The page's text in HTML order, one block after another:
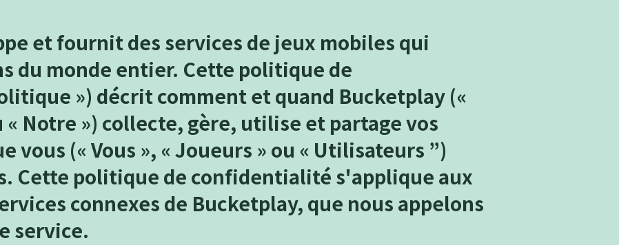
et fournit des services de jeux mobiles qui
du monde entier. Cette politique de
») décrit comment et quand Bucketplay («
« Notre ») collecte, gère, utilise et partage vos
vous (« Vous », « Joueurs » ou « Utilisateurs ”)
Cette politique de confidentialité s'applique aux
connexes de Bucketplay, que nous appelons
service.